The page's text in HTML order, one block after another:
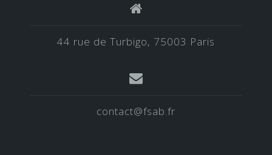
44 rue de Turbigo, 75003 Paris
contact@fsab.fr